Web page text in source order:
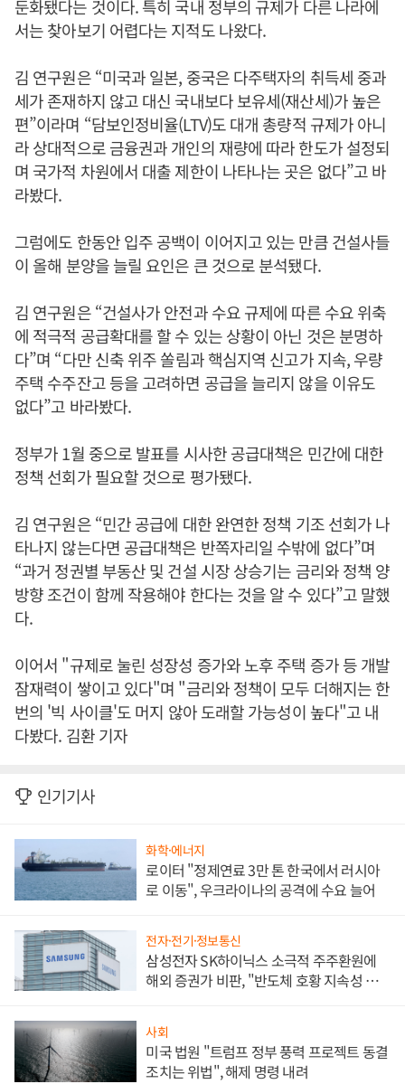
둔화됐다는 것이다. 특히 국내 정부의 규제가 다른 나라에
서는 찾아보기 어렵다는 지적도 나왔다.
김 연구원은 “미국과 일본, 중국은 다주택자의 취득세 중과
세가 존재하지 않고 대신 국내보다 보유세(재산세)가 높은
편”이라며 “담보인정비율(LTV)도 대개 총량적 규제가 아니
라 상대적으로 금융권과 개인의 재량에 따라 한도가 설정되
며 국가적 차원에서 대출 제한이 나타나는 곳은 없다”고 바
라봤다.
그럼에도 한동안 입주 공백이 이어지고 있는 만큼 건설사들
이 올해 분양을 늘릴 요인은 큰 것으로 분석됐다.
김 연구원은 “건설사가 안전과 수요 규제에 따른 수요 위축
에 적극적 공급확대를 할 수 있는 상황이 아닌 것은 분명하
다”며 “다만 신축 위주 쏠림과 핵심지역 신고가 지속, 우량
주택 수주잔고 등을 고려하면 공급을 늘리지 않을 이유도
없다”고 바라봤다.
정부가 1월 중으로 발표를 시사한 공급대책은 민간에 대한
정책 선회가 필요할 것으로 평가됐다.
김 연구원은 “민간 공급에 대한 완연한 정책 기조 선회가 나
타나지 않는다면 공급대책은 반쪽자리일 수밖에 없다”며
“과거 정권별 부동산 및 건설 시장 상승기는 금리와 정책 양
방향 조건이 함께 작용해야 한다는 것을 알 수 있다”고 말했
다.
이어서 "규제로 눌린 성장성 증가와 노후 주택 증가 등 개발
잠재력이 쌓이고 있다"며 "금리와 정책이 모두 더해지는 한
번의 '빅 사이클'도 머지 않아 도래할 가능성이 높다"고 내
다봤다. 김환 기자
인기기사
화학·에너지
로이터 "정제연료 3만 톤 한국에서 러시아
로 이동", 우크라이나의 공격에 수요 늘어
전자·전기·정보통신
삼성전자 SK하이닉스 소극적 주주환원에
해외 증권가 비판, "반도체 호황 지속성 의
사회
미국 법원 "트럼프 정부 풍력 프로젝트 동결
조치는 위법", 해제 명령 내려